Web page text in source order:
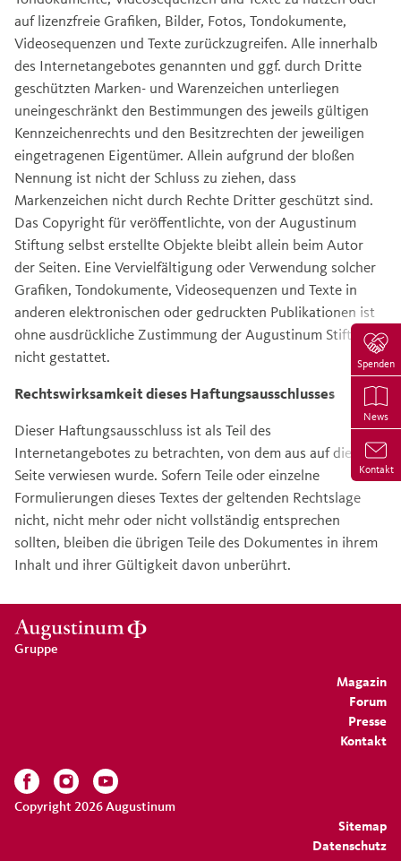
Spenden
News
Kontakt
auf lizenzfreie Grafiken, Bilder, Fotos, Tondokumente,
Videosequenzen und Texte zurückzugreifen. Alle innerhalb
des Internetangebotes genannten und ggf. durch Dritte
geschützten Marken- und Warenzeichen unterliegen
uneingeschränkt den Bestimmungen des jeweils gültigen
Kennzeichenrechts und den Besitzrechten der jeweiligen
eingetragenen Eigentümer. Allein aufgrund der bloßen
Nennung ist nicht der Schluss zu ziehen, dass
Markenzeichen nicht durch Rechte Dritter geschützt sind.
Das Copyright für veröffentlichte, von der Augustinum
Stiftung selbst erstellte Objekte bleibt allein beim Autor
der Seiten. Eine Vervielfältigung oder Verwendung solcher
Grafiken, Tondokumente, Videosequenzen und Texte in
anderen elektronischen oder gedruckten Publikationen ist
ohne ausdrückliche Zustimmung der Augustinum Stiftung
nicht gestattet.
Rechtswirksamkeit dieses Haftungsausschlusses
Dieser Haftungsausschluss ist als Teil des
Internetangebotes zu betrachten, von dem aus auf diese
Seite verwiesen wurde. Sofern Teile oder einzelne
Formulierungen dieses Textes der geltenden Rechtslage
nicht, nicht mehr oder nicht vollständig entsprechen
sollten, bleiben die übrigen Teile des Dokumentes in ihrem
Inhalt und ihrer Gültigkeit davon unberührt.
Magazin
Forum
Presse
Kontakt
Gruppe
Sitemap
Datenschutz
Copyright 2026 Augustinum